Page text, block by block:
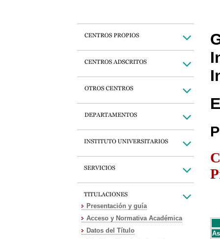
Presentación y guía
Acceso y Normativa Académica
Datos del Título